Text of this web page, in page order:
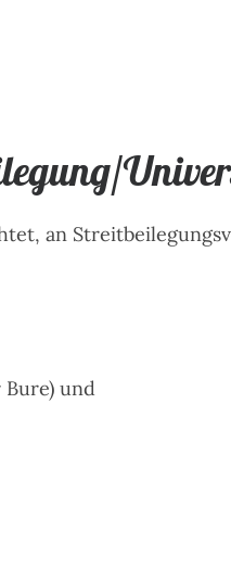
an
Bure) und